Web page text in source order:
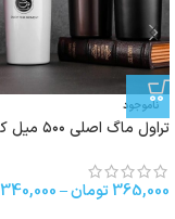
ناموجود
تراول ماگ اصلی ۵۰۰ میل کد ۳۱۴
365,000تومان–
340,000